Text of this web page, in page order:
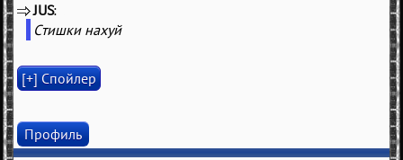
JUS
Стишки нахуй
Профиль